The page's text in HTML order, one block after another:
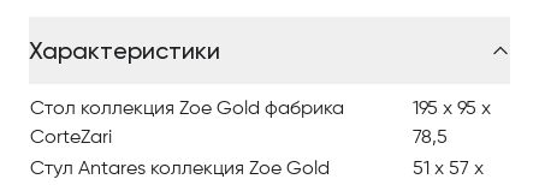
Характеристики
Стол коллекция Zoe Gold фабрика
CorteZari
195 x 95 x
78,5
Стул Antares коллекция Zoe Gold
51 x 57 x